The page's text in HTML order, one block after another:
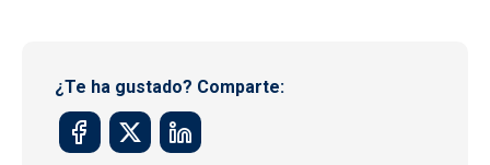
¿Te ha gustado? Comparte: